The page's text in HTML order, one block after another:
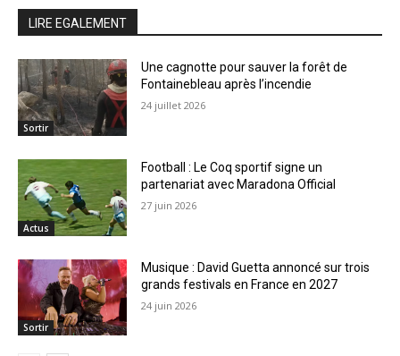
LIRE EGALEMENT
Sortir
Une cagnotte pour sauver la forêt de
Fontainebleau après l’incendie
24 juillet 2026
Actus
Football : Le Coq sportif signe un
partenariat avec Maradona Official
27 juin 2026
Sortir
Musique : David Guetta annoncé sur trois
grands festivals en France en 2027
24 juin 2026